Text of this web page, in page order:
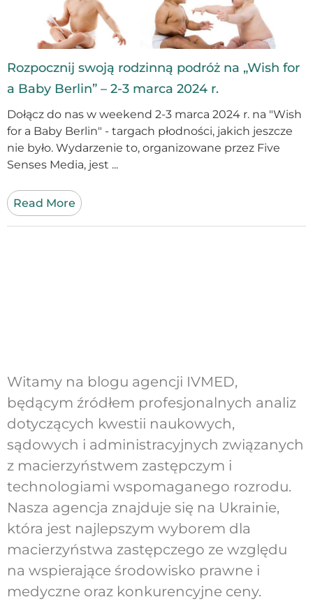
Rozpocznij swoją rodzinną podróż na „Wish for
a Baby Berlin” – 2-3 marca 2024 r.
Dołącz do nas w weekend 2-3 marca 2024 r. na "Wish
for a Baby Berlin" - targach płodności, jakich jeszcze
nie było. Wydarzenie to, organizowane przez Five
Senses Media, jest ...
Read More
Witamy na blogu agencji IVMED,
będącym źródłem profesjonalnych analiz
dotyczących kwestii naukowych,
sądowych i administracyjnych związanych
z macierzyństwem zastępczym i
technologiami wspomaganego rozrodu.
Nasza agencja znajduje się na Ukrainie,
która jest najlepszym wyborem dla
macierzyństwa zastępczego ze względu
na wspierające środowisko prawne i
medyczne oraz konkurencyjne ceny.